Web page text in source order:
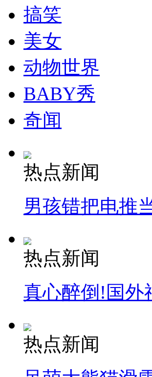
纽约上演“枕头大战”
司机酒驾遇交警 急速倒车逃窜
搞笑
美女
动物世界
BABY秀
奇闻
热点新闻
男孩错把电推
热点新闻
真心醉倒!国外
热点新闻